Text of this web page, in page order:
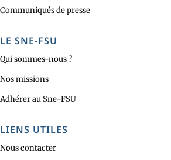
Communiqués de presse
LE SNE-FSU
Qui sommes-nous ?
Nos missions
Adhérer au Sne-FSU
LIENS UTILES
Nous contacter